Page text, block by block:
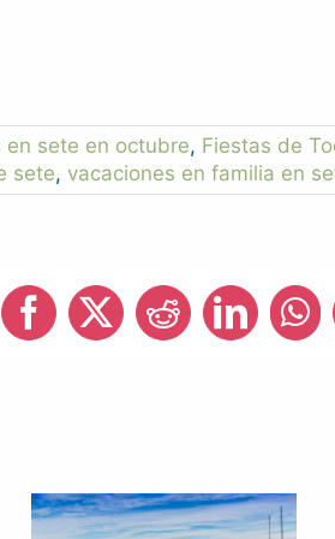
en sete en octubre, Fiestas de
sete, vacaciones en familia en
Facebook
X Reddit